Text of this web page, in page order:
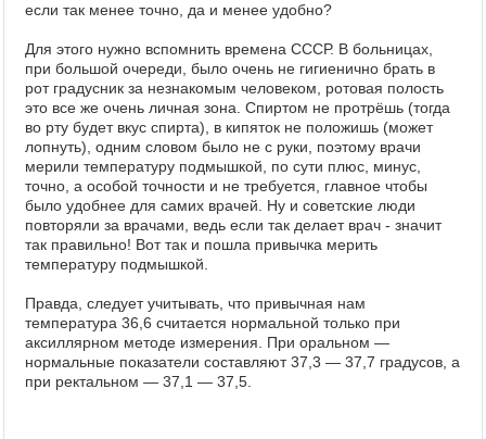
если так менее точно, да и менее удобно?
Для этого нужно вспомнить времена СССР. В больницах,
при большой очереди, было очень не гигиенично брать в
рот градусник за незнакомым человеком, ротовая полость
это все же очень личная зона. Спиртом не протрёшь (тогда
во рту будет вкус спирта), в кипяток не положишь (может
лопнуть), одним словом было не с руки, поэтому врачи
мерили температуру подмышкой, по сути плюс, минус,
точно, а особой точности и не требуется, главное чтобы
было удобнее для самих врачей. Ну и советские люди
повторяли за врачами, ведь если так делает врач - значит
так правильно! Вот так и пошла привычка мерить
температуру подмышкой.
Правда, следует учитывать, что привычная нам
температура 36,6 считается нормальной только при
аксиллярном методе измерения. При оральном —
нормальные показатели составляют 37,3 — 37,7 градусов, а
при ректальном — 37,1 — 37,5.